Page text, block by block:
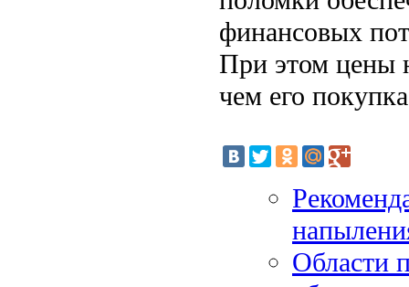
финансовых
При этом цены
чем его
Области